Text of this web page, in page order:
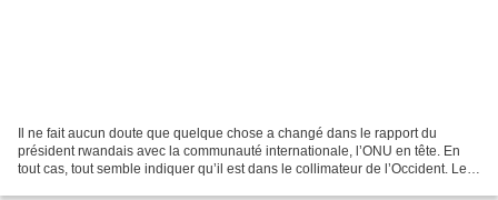
Il ne fait aucun doute que quelque chose a changé dans le rapport du
président rwandais avec la communauté internationale, l’ONU en tête. En
tout cas, tout semble indiquer qu’il est dans le collimateur de l’Occident. Le